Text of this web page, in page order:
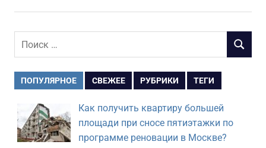
Поиск
ПОИСК
ПОПУЛЯРНОЕ СВЕЖЕЕ РУБРИКИ ТЕГИ
Как получить квартиру большей
площади при сносе пятиэтажки по
программе реновации в Москве?